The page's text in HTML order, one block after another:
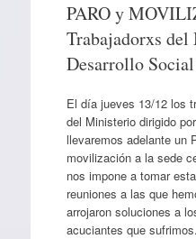
PARO y
Trabajadorxs
Desarrollo
El día jueves 13/12 los
del Ministerio dirigido
llevaremos adelante un
movilización a la sede
nos impone a tomar
reuniones a las que
arrojaron soluciones a
acuciantes que